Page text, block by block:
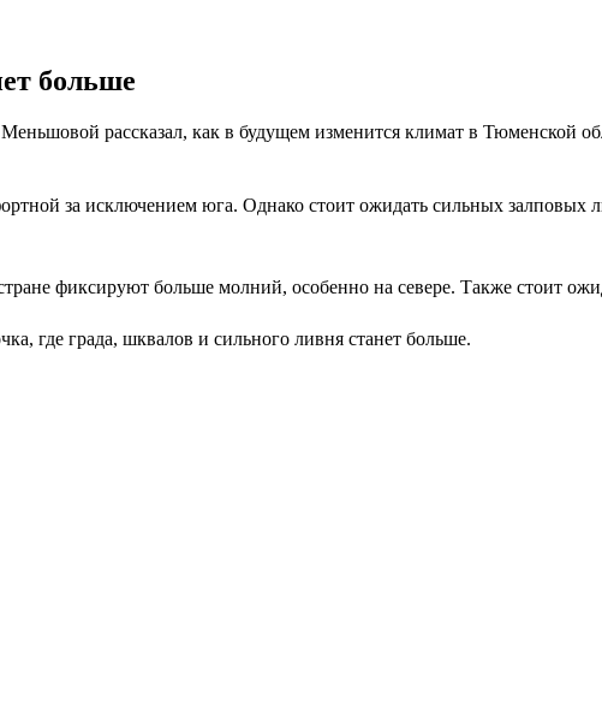
больше
рассказал, как в будущем изменится климат в Тюменской
за исключением юга. Однако стоит ожидать сильных
фиксируют больше молний, особенно на севере. Также стоит
где града, шквалов и сильного ливня станет больше.